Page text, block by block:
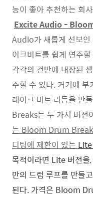
능이 좋아 추천하는 회
Excite Audio -
Audio가 새롭게 선보
이크비트를 쉽게 연주
각각의 건반에 내장된
주할 수 있다. 거기에
레이크 비트 리듬을 만
Breaks는 두 가지 버전
는 Bloom Drum
디팅에 제한이 있는
목적이라면 Lite 버전을
만의 드럼 루프를 만들
된다. 가격은 Bloom